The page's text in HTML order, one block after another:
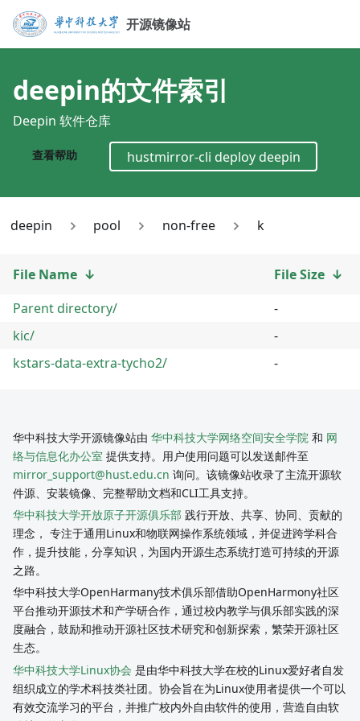
开源镜像站
deepin的文件索引
Deepin 软件仓库
查看帮助 hustmirror-cli deploy deepin
deepin pool non-free k
File Name ↓ File Size ↓
Parent directory/
-
kic/
-
kstars-data-extra-tycho2/
-
华中科技大学开源镜像站由 华中科技大学网络空间安全学院 和 网
络与信息化办公室 提供支持。用户使用问题可以发送邮件至
mirror_support@hust.edu.cn 询问。该镜像站收录了主流开源软
件源、安装镜像、完整帮助文档和CLI工具支持。
华中科技大学开放原子开源俱乐部 践行开放、共享、协同、贡献的
理念， 专注于通用Linux和物联网操作系统领域，并促进跨学科合
作，提升技能，分享知识，为国内开源生态系统打造可持续的开源
之路。
华中科技大学OpenHarmany技术俱乐部借助OpenHarmony社区
平台推动开源技术和产学研合作，通过校内教学与俱乐部实践的深
度融合，鼓励和推动开源社区技术研究和创新探索，繁荣开源社区
生态。
华中科技大学Linux协会 是由华中科技大学在校的Linux爱好者自发
组织成立的学术科技类社团。协会旨在为Linux使用者提供一个可以
有效交流学习的平台，并推广校内外自由软件的使用，营造自由软